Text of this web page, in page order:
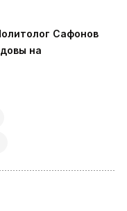
Сафонов
на